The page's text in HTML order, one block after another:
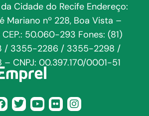
Cidade do Recife Endereço:
Mariano nº 228, Boa Vista –
50.060-293 Fones: (81)
/ 3355-2286 / 3355-2298 /
CNPJ: 00.397.170/0001-51